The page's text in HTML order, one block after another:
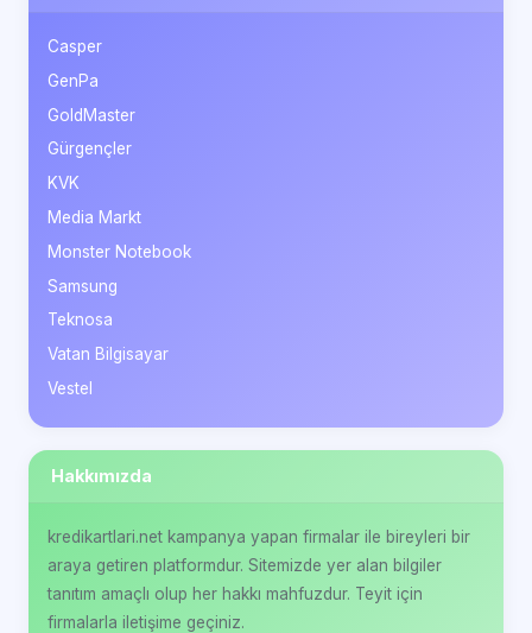
Casper
GenPa
GoldMaster
Gürgençler
KVK
Media Markt
Monster Notebook
Samsung
Teknosa
Vatan Bilgisayar
Vestel
Hakkımızda
kredikartlari.net kampanya yapan firmalar ile bireyleri bir
araya getiren platformdur. Sitemizde yer alan bilgiler
tanıtım amaçlı olup her hakkı mahfuzdur. Teyit için
firmalarla iletişime geçiniz.